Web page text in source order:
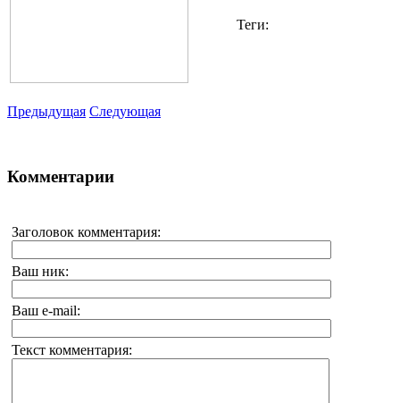
Теги:
Предыдущая Следующая
Комментарии
Заголовок комментария:
Ваш ник:
Ваш e-mail:
Текст комментария: